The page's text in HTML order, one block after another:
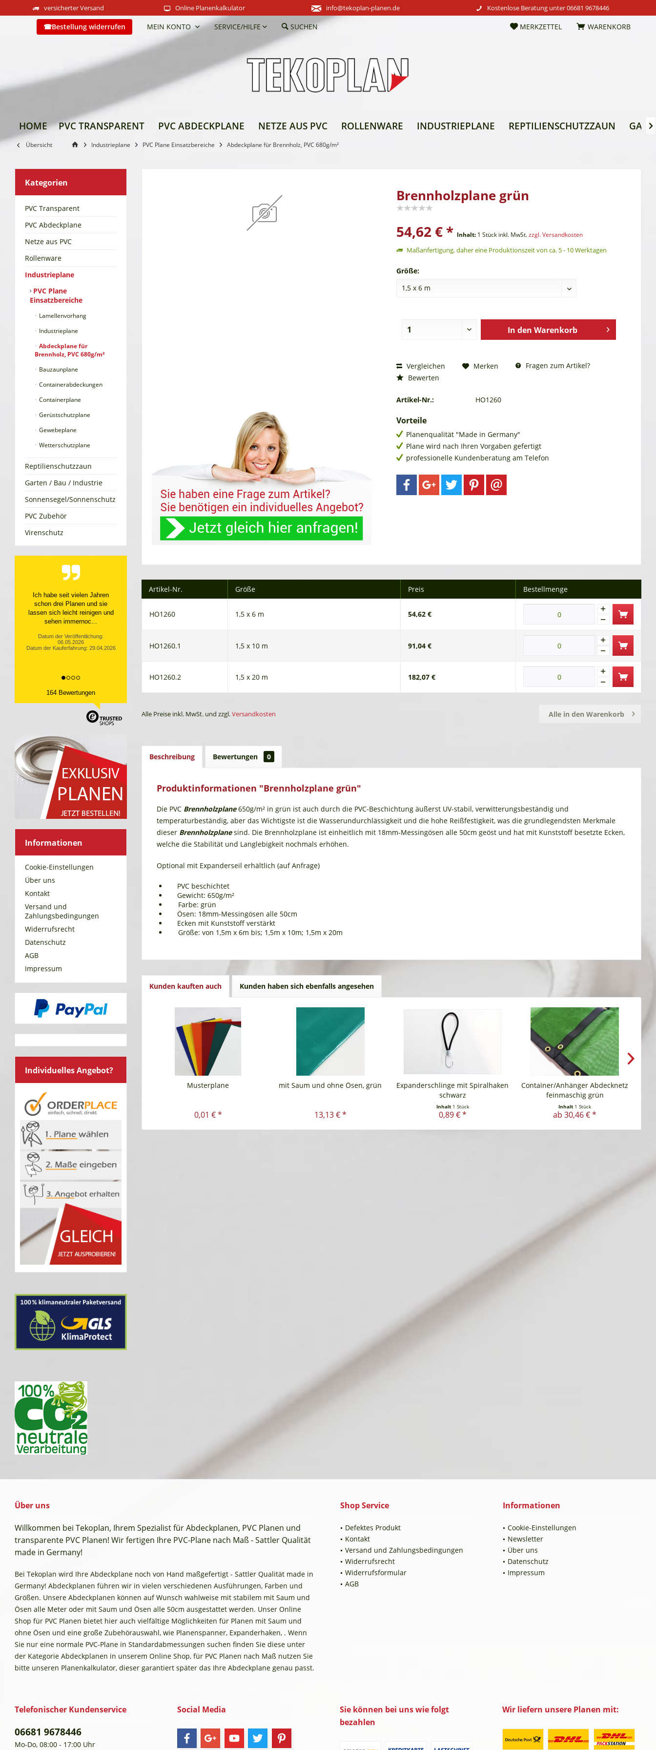
versicherter Versand Online Planenkalkulator info@tekoplan-planen.de Kostenlose Beratung unter06681 9678446
Bestellung widerrufen WARENKORB
MERKZETTEL
MEIN KONTO SERVICE/HILFE SUCHEN
HOME PVC TRANSPARENT PVC ABDECKPLANE NETZE AUS PVC ROLLENWARE INDUSTRIEPLANE REPTILIENSCHUTZZAUN 
Übersicht Industrieplane PVC Plane Einsatzbereiche Abdeckplane für Brennholz, PVC 680g/m²
Kategorien
PVC Transparent
PVC Abdeckplane
Netze aus PVC
Rollenware
Industrieplane
PVC Plane
Einsatzbereiche
Lamellenvorhang
Industrieplane
Abdeckplane für
Brennholz, PVC 680g/m²
Bauzaunplane
Containerabdeckungen
Containerplane
Gerüstschutzplane
Gewebeplane
Wetterschutzplane
Reptilienschutzzaun
Garten / Bau / Industrie
Sonnensegel/Sonnenschutz
PVC Zubehör
Virenschutz
Top Service, top Produkt
Datum der Veröffentlichung:
10.04.2026
Datum der Kauferfahrung: 31.03.2026
164 Bewertungen
Informationen
Cookie-Einstellungen
Über uns
Kontakt
Versand und
Zahlungsbedingungen
Widerrufsrecht
Datenschutz
AGB
Impressum
Individuelles Angebot?
Brennholzplane grün
54,62 € * Inhalt: 1 Stück inkl. MwSt.zzgl. Versandkosten
Maßanfertigung, daher eine Produktionszeit von ca. 5 - 10 Werktagen
Größe:
In den Warenkorb
Vergleichen Merken
Fragen zum Artikel?
Bewerten
Artikel-Nr.: HO1260
Vorteile
Planenqualität "Made in Germany"
Plane wird nach Ihren Vorgaben gefertigt
professionelle Kundenberatung am Telefon
Artikel-Nr. Größe Preis Bestellmenge
HO1260 1,5 x 6 m 54,62 €
HO1260.1 1,5 x 10 m 91,04 €
HO1260.2 1,5 x 20 m 182,07 €
Alle Preise inkl. MwSt. und zzgl.Versandkosten Alle in den Warenkorb
Beschreibung Bewertungen 0
Produktinformationen "Brennholzplane grün"
Die PVC Brennholzplane650g/m² in grün ist auch durch die PVC-Beschichtung äußerst UV-stabil, verwitterungsbeständig und
temperaturbeständig, aber das Wichtigste ist die Wasserundurchlässigkeit und die hohe Reißfestigkeit, was die grundlegendsten Merkmale
dieser Brennholzplanesind. Die Brennholzplane ist einheitlich mit 18mm-Messingösen alle 50cm geöst und hat mit Kunststoff besetzte Ecken,
welche die Stabilität und Langlebigkeit nochmals erhöhen.
Optional mit Expanderseil erhältlich (auf Anfrage)
PVC beschichtet
Gewicht: 650g/m²
Farbe: grün
Ösen: 18mm-Messingösen alle 50cm
Ecken mit Kunststoff verstärkt
Größe: von 1,5m x 6m bis; 1,5m x 10m; 1,5m x 20m
Kunden kauften auch Kunden haben sich ebenfalls angesehen
Musterplane
0,01 € *
mit Saum und ohne Ösen, grün
13,13 € *
Expanderschlinge mit Spiralhaken
schwarz
Inhalt 1 Stück
0,89 € *
Container/Anhänger Abdecknetz
feinmaschig grün
Inhalt 1 Stück
ab 30,46 € *
Über uns
Willkommen bei Tekoplan, Ihrem Spezialist für Abdeckplanen, PVC Planen und
transparente PVC Planen! Wir fertigen Ihre PVC-Plane nach Maß - Sattler Qualität
made in Germany!
Bei Tekoplan wird Ihre Abdeckplane noch von Hand maßgefertigt - Sattler Qualität made in
Germany! Abdeckplanen führen wir in vielen verschiedenen Ausführungen, Farben und
Größen. Unsere Abdeckplanen können auf Wunsch wahlweise mit stabilem mit Saum und
Ösen alle Meter oder mit Saum und Ösen alle 50cm ausgestattet werden. Unser Online
Shop für PVC Planen bietet hier auch vielfältige Möglichkeiten für Planen mit Saum und
ohne Ösen und eine große Zubehörauswahl, wie Planenspanner, Expanderhaken, . Wenn
Sie nur eine normale PVC-Plane in Standardabmessungen suchen finden Sie diese unter
der Kategorie Abdeckplanen in unserem Online Shop, für PVC Planen nach Maß nutzen Sie
bitte unseren Planenkalkulator, dieser garantiert später das Ihre Abdeckplane genau passt.
Shop Service
Defektes Produkt
Kontakt
Versand und Zahlungsbedingungen
Widerrufsrecht
Widerrufsformular
AGB
Informationen
Cookie-Einstellungen
Newsletter
Über uns
Datenschutz
Impressum
Telefonischer Kundenservice
06681 9678446
Mo-Do, 08:00 - 17:00 Uhr
Social Media
Sie können bei uns wie folgt
bezahlen
Wir liefern unsere Planen mit: